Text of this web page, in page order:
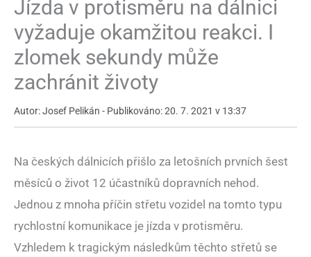
Jízda v protisměru na dálnici
vyžaduje okamžitou reakci. I
zlomek sekundy může
zachránit životy
Autor: Josef Pelikán - Publikováno: 20. 7. 2021 v 13:37
Na českých dálnicích přišlo za letošních prvních šest
měsíců o život 12 účastníků dopravních nehod.
Jednou z mnoha příčin střetu vozidel na tomto typu
rychlostní komunikace je jízda v protisměru.
Vzhledem k tragickým následkům těchto střetů se